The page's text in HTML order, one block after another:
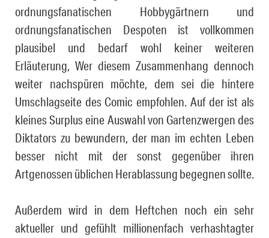
ordnungsfanatischen Hobbygärtnern und
ordnungsfanatischen Despoten ist vollkommen
plausibel und bedarf wohl keiner weiteren
Erläuterung, Wer diesem Zusammenhang dennoch
weiter nachspüren möchte, dem sei die hintere
Umschlagseite des Comic empfohlen. Auf der ist als
kleines Surplus eine Auswahl von Gartenzwergen des
Diktators zu bewundern, der man im echten Leben
besser nicht mit der sonst gegenüber ihren
Artgenossen üblichen Herablassung begegnen sollte.
Außerdem wird in dem Heftchen noch ein sehr
aktueller und gefühlt millionenfach verhashtagter